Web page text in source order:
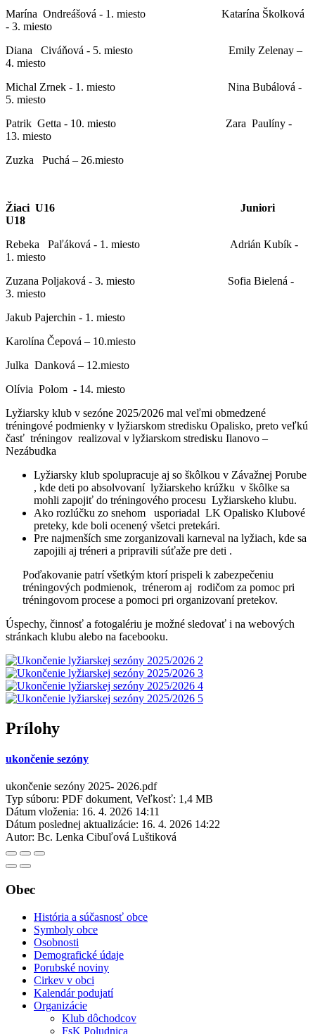
Marína Ondreášová - 1. miesto Katarína Školková
- 3. miesto
Diana Civáňová - 5. miesto Emily Zelenay –
4. miesto
Michal Zrnek - 1. miesto Nina Bubálová -
5. miesto
Patrik Getta - 10. miesto Zara Paulíny -
13. miesto
Zuzka Puchá – 26.miesto
Žiaci U16 Juniori
U18
Rebeka Paľáková - 1. miesto Adrián Kubík -
1. miesto
Zuzana Poljaková - 3. miesto Sofia Bielená -
3. miesto
Jakub Pajerchin - 1. miesto
Karolína Čepová – 10.miesto
Julka Danková – 12.miesto
Olívia Polom - 14. miesto
Lyžiarsky klub v sezóne 2025/2026 mal veľmi obmedzené
tréningové podmienky v lyžiarskom stredisku Opalisko, preto veľkú
časť tréningov realizoval v lyžiarskom stredisku Ilanovo –
Nezábudka
Lyžiarsky klub spolupracuje aj so škôlkou v Závažnej Porube
, kde deti po absolvovaní lyžiarskeho krúžku v škôlke sa
mohli zapojiť do tréningového procesu Lyžiarskeho klubu.
Ako rozlúčku zo snehom usporiadal LK Opalisko Klubové
preteky, kde boli ocenený všetci pretekári.
Pre najmenších sme zorganizovali karneval na lyžiach, kde sa
zapojili aj tréneri a pripravili súťaže pre deti .
Poďakovanie patrí všetkým ktorí prispeli k zabezpečeniu
tréningových podmienok, trénerom aj rodičom za pomoc pri
tréningovom procese a pomoci pri organizovaní pretekov.
Úspechy, činnosť a fotogalériu je možné sledovať i na webových
stránkach klubu alebo na facebooku.
Prílohy
ukončenie sezóny
ukončenie sezóny 2025- 2026.pdf
Typ súboru: PDF dokument, Veľkosť: 1,4 MB
Dátum vloženia: 16. 4. 2026 14:11
Dátum poslednej aktualizácie: 16. 4. 2026 14:22
Autor: Bc. Lenka Cibuľová Luštiková
Obec
História a súčasnosť obce
Symboly obce
Osobnosti
Demografické údaje
Porubské noviny
Cirkev v obci
Kalendár podujatí
Organizácie
Klub dôchodcov
FsK Poludnica